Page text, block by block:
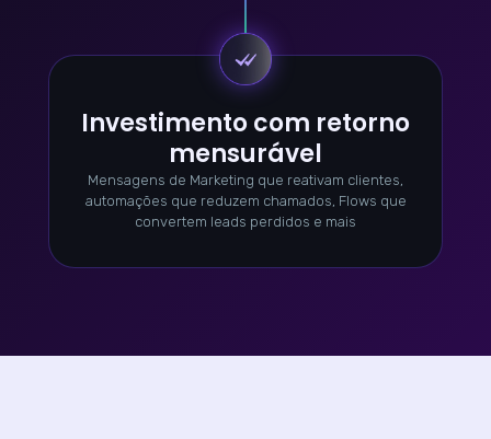
Investimento com retorno
mensurável
Mensagens de Marketing que reativam clientes,
automações que reduzem chamados, Flows que
convertem leads perdidos e mais